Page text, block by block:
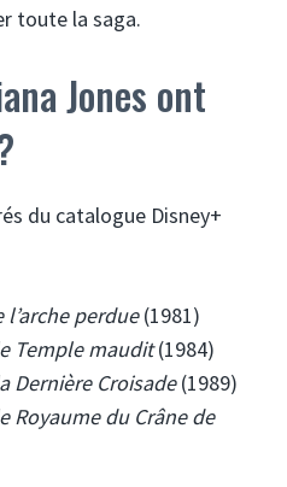
toute la saga.
Jones ont
du catalogue Disney+
l’arche perdue(1981)
Temple maudit(1984)
Dernière Croisade(1989)
Royaume du Crâne de